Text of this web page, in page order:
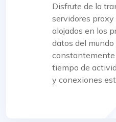
Disfrute de la
servidores
alojados en los
datos del
constantemente
tiempo de
y conexiones